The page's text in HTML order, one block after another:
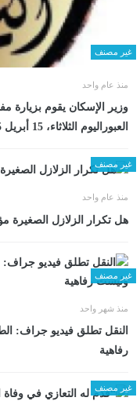
غير مصنف
منذ عام واحد
وزير الإسكان يقوم بزيارة
العبوراليوم الثلاثاء، 15 أبريل 2025 05:15 مـ
غير مصنف
منذ عام واحد
هل تكرار الزلازل الصغيرة
غير مصنف
منذ شهر واحد
​النقل تطلق فيديو جراف:
رفاهية
غير مصنف